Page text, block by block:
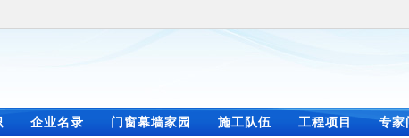
企业名录 门窗幕墙家园 施工队伍 工程项目 专家